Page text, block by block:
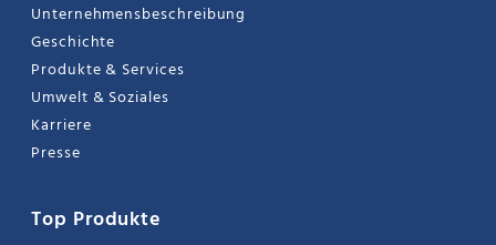
Unternehmensbeschreibung
Geschichte
Produkte & Services
Umwelt & Soziales
Karriere
Presse
Top Produkte